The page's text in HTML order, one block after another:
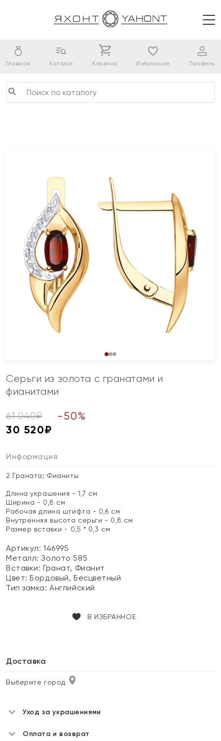
Главная Каталог Корзина Избранное Профиль
Серьги из золота с гранатами и
фианитами
61 040₽ -50%
30 520₽
Информация
2 Граната; Фианиты
Длина украшения - 1,7 см
Ширина - 0,8 см
Рабочая длина штифта - 0,6 см
Внутренняя высота серьги - 0,8 см
Размер вставки - 0,5 * 0,3 см
Артикул: 146995
Металл:Золото 585
Вставки:Гранат, Фианит
Цвет:Бордовый, Бесцветный
Тип замка:Английский
В ИЗБРАННОЕ
Доставка
Выберите город
Уход за украшениями
Оплата и возврат